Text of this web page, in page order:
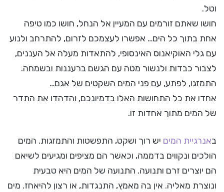
וטל.
חושו שאתם זורמים עם המעיין אל הנחל, חושו כמו טיפה
אחת בתוך כל הים… אפשרו לעצמכם לזרום, להתרחב ולנוע
עם גלי האוקיאנוס האינסופי, להתאדות מעלה אל העננים,
לצבור כבדות ולנשור מטה עם הגשם ברעננות ובשמחה.
התמזגו, לפתע, עם פני המים השקטים של אגם…
אחדו את כל התחושות האלו בדמיונכם, והדהדו את התדר
של המים מתוך אחדות זו.
באנרגיית המים יש רוך ושקט, התפשטות והתמזגות. המים
הולכים ונקווים בדממה, וכאשר הם מציפים ומגיעים לשיאם
הם יוצרים זרם ותנועה. התנועה של המים היא טבעית
ונוצרת מאליה. אין בה מאמץ, התנגדות, או רצון להיאחז. מים